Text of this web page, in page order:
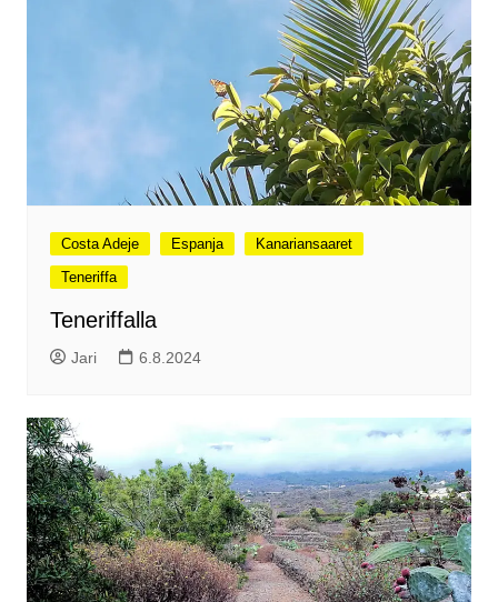
Costa Adeje Espanja
Kanariansaaret
Teneriffa
Teneriffalla
Jari 6.8.2024